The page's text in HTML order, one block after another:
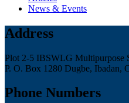
News & Events
Address
Plot 2-5 IBSWLG Multipurpose
P. O. Box 1280 Dugbe, Ibadan,
Phone Numbers